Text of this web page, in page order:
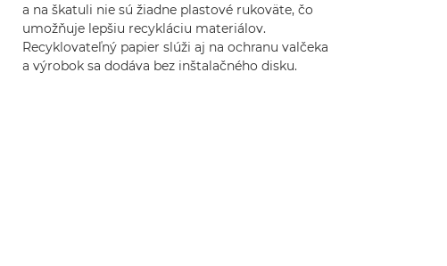
a na škatuli nie sú žiadne plastové rukoväte, čo
umožňuje lepšiu recykláciu materiálov.
Recyklovateľný papier slúži aj na ochranu valčeka
a výrobok sa dodáva bez inštalačného disku.